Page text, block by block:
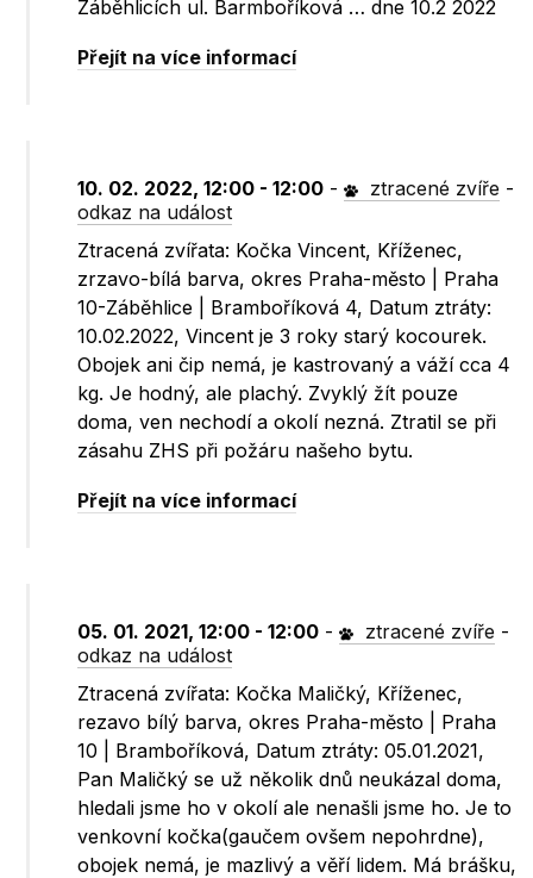
Záběhlicích ul. Barmboříková … dne 10.2 2022
Přejít na více informací
10. 02. 2022, 12:00 - 12:00 - ztracené zvíře -
odkaz na událost
Ztracená zvířata: Kočka Vincent, Kříženec,
zrzavo-bílá barva, okres Praha-město | Praha
10-Záběhlice | Bramboříková 4, Datum ztráty:
10.02.2022, Vincent je 3 roky starý kocourek.
Obojek ani čip nemá, je kastrovaný a váží cca 4
kg. Je hodný, ale plachý. Zvyklý žít pouze
doma, ven nechodí a okolí nezná. Ztratil se při
zásahu ZHS při požáru našeho bytu.
Přejít na více informací
05. 01. 2021, 12:00 - 12:00 - ztracené zvíře -
odkaz na událost
Ztracená zvířata: Kočka Maličký, Kříženec,
rezavo bílý barva, okres Praha-město | Praha
10 | Bramboříková, Datum ztráty: 05.01.2021,
Pan Maličký se už několik dnů neukázal doma,
hledali jsme ho v okolí ale nenašli jsme ho. Je to
venkovní kočka(gaučem ovšem nepohrdne),
obojek nemá, je mazlivý a věří lidem. Má brášku,